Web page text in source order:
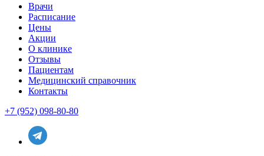
Врачи
Расписание
Цены
Акции
О клинике
Отзывы
Пациентам
Медицинский справочник
Контакты
+7 (952) 098-80-80